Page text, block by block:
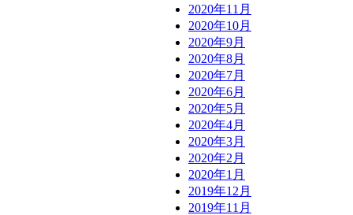
2020年11月
2020年10月
2020年9月
2020年8月
2020年7月
2020年6月
2020年5月
2020年4月
2020年3月
2020年2月
2020年1月
2019年12月
2019年11月